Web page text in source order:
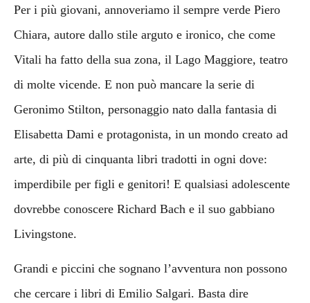
Per i più giovani, annoveriamo il sempre verde Piero
Chiara, autore dallo stile arguto e ironico, che come
Vitali ha fatto della sua zona, il Lago Maggiore, teatro
di molte vicende. E non può mancare la serie di
Geronimo Stilton, personaggio nato dalla fantasia di
Elisabetta Dami e protagonista, in un mondo creato ad
arte, di più di cinquanta libri tradotti in ogni dove:
imperdibile per figli e genitori! E qualsiasi adolescente
dovrebbe conoscere Richard Bach e il suo gabbiano
Livingstone.
Grandi e piccini che sognano l’avventura non possono
che cercare i libri di Emilio Salgari. Basta dire